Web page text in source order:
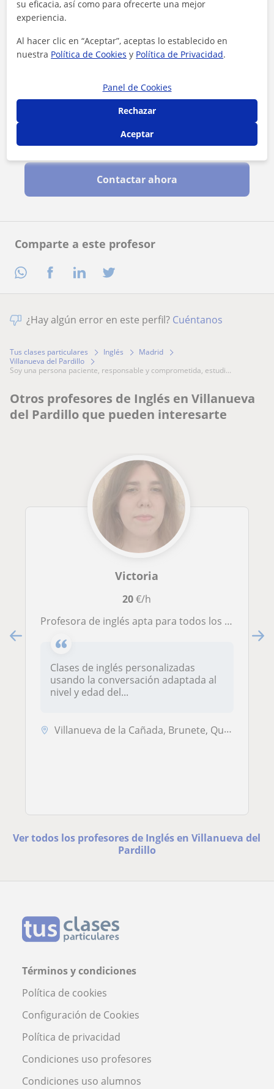
Comparte a este profesor
Al hacer clic, aceptas nuestroaviso legaly deprivacidad
Contactar ahora
¿Hay algún error en este perfil? Cuéntanos
Tus clases particulares Inglés
Madrid
Villanueva del Pardillo
soy una persona paciente, responsable y comprometida, estudi...
Otros profesores de Inglés en Villanueva
del Pardillo que pueden interesarte
Victoria
20€/h
Profesora de inglés apta para todos los niveles y edades
Clases de inglés personalizadas
usando la conversación adaptada al
nivel y edad del...
Villanueva de la Cañada, Brunete, Quijorna, Villanueva del Pardillo
Ver todos los profesores de Inglés en Villanueva del
Pardillo
Términos y condiciones
Política de cookies
Configuración de Cookies
Política de privacidad
Condiciones uso profesores
Condiciones uso alumnos
su eficacia, así como para ofrecerte una mejor
experiencia.
Al hacer clic en “Aceptar”, aceptas lo establecido en
nuestra Política de Cookies y Política de Privacidad.
Panel de Cookies
Rechazar
Aceptar